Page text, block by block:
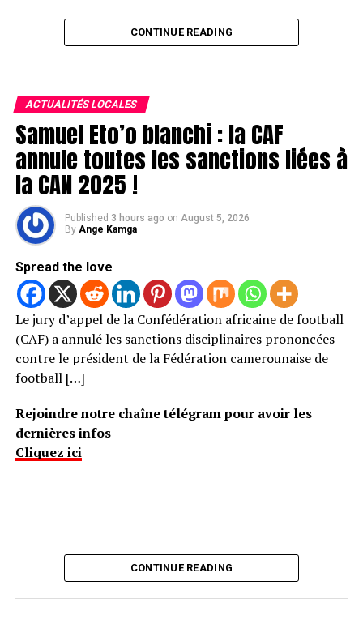
CONTINUE READING
ACTUALITÉS LOCALES
Samuel Eto’o blanchi : la CAF
annule toutes les sanctions liées à
la CAN 2025 !
Published 3 hours ago on August 5, 2026
By Ange Kamga
Spread the love
Le jury d’appel de la Confédération africaine de football
(CAF) a annulé les sanctions disciplinaires prononcées
contre le président de la Fédération camerounaise de
football […]
Rejoindre notre chaîne télégram pour avoir les
dernières infos
Cliquez ici
CONTINUE READING